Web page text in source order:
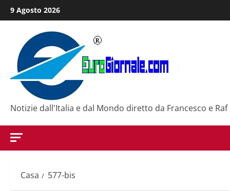
Salta
al
contenuto
9 Agosto 2026
Notizie dall'Italia e dal Mondo diretto da Francesco e
Casa 577-bis